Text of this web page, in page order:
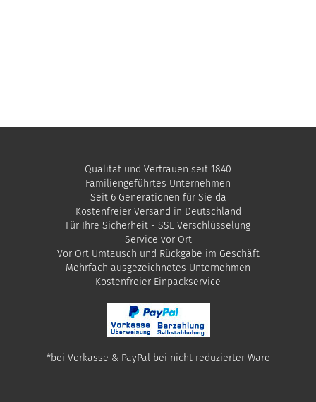
Qualität und Vertrauen seit 1840
Familiengeführtes Unternehmen
Seit 6 Generationen für Sie da
Kostenfreier Versand in Deutschland
Für Ihre Sicherheit - SSL Verschlüsselung
Service vor Ort
Vor Ort Umtausch und Rückgabe im Geschäft
Mehrfach ausgezeichnetes Unternehmen
​Kostenfreier Einpackservice
*bei Vorkasse & PayPal bei nicht reduzierter Ware